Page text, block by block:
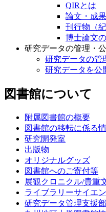
QIRとは
論文・成
刊行物（
博士論文
研究データの管理・
研究データの管
研究データを公
図書館について
附属図書館の概要
図書館の移転に係る
研究開発室
出版物
オリジナルグッズ
図書館へのご寄付等
展観クロニクル/貴重
ライブラリーサイエ
研究データ管理支援